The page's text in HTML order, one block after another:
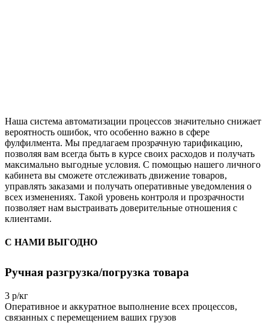
Наша система автоматизации процессов значительно снижает
вероятность ошибок, что особенно важно в сфере
фулфилмента. Мы предлагаем прозрачную тарификацию,
позволяя вам всегда быть в курсе своих расходов и получать
максимально выгодные условия. С помощью нашего личного
кабинета вы сможете отслеживать движение товаров,
управлять заказами и получать оперативные уведомления о
всех изменениях. Такой уровень контроля и прозрачности
позволяет нам выстраивать доверительные отношения с
клиентами.
С НАМИ ВЫГОДНО
Ручная разгрузка/погрузка товара
3 р/кг
Оперативное и аккуратное выполнение всех процессов,
связанных с перемещением ваших грузов